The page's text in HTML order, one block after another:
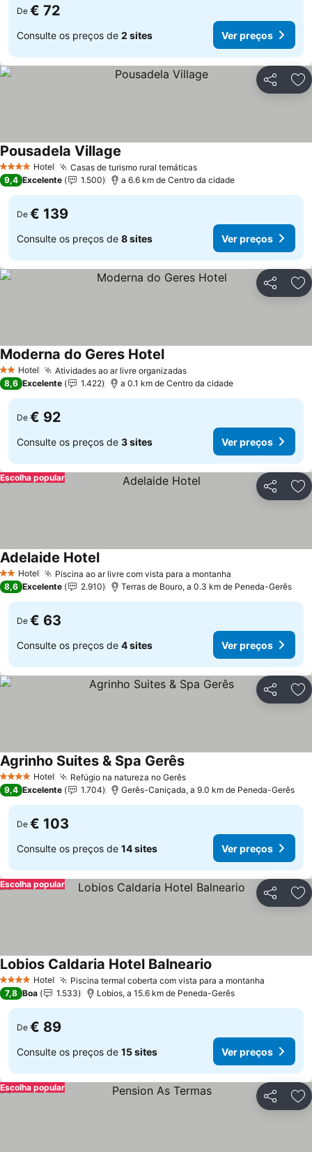
De € 72
Consulte os preços de 2 sites Ver preços
Partilhar
4 EstrelasHotel Casas de turismo rural temáticasVer preços
Pousadela Village
9,4 Excelente 1.500 a 6.6 km de Centro da cidade
De € 139
Consulte os preços de 8 sites Ver preços
Partilhar
2 Estrelas
Hotel Atividades ao ar livre organizadasVer preços
Moderna do Geres HotelVer preços
8,6 Excelente 1.422 a 0.1 km de Centro da cidade
De € 92
Consulte os preços de 3 sites Ver preços
Partilhar
Escolha popular
2 Estrelas
Hotel Piscina ao ar livre com vista para a montanha
Adelaide HotelVer preços
8,6 Excelente 2.910 Terras de Bouro, a 0.3 km de Peneda-Gerês
De € 63
Consulte os preços de 4 sites Ver preços
Partilhar
4 EstrelasHotel Refúgio na natureza no GerêsVer preços
Agrinho Suites & Spa GerêsVer preços
9,4 Excelente 1.704 Gerês-Caniçada, a 9.0 km de Peneda-Gerês
De € 103
Consulte os preços de 14 sites Ver preços
Partilhar
Escolha popular
4 EstrelasHotel Piscina termal coberta com vista para a montanha
Lobios Caldaria Hotel Balneario
7,8 Boa 1.533 Lobios, a 15.6 km de Peneda-Gerês
De € 89
Consulte os preços de 15 sites Ver preços
Partilhar
Escolha popular